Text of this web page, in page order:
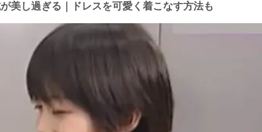
美し過ぎる｜ドレスを可愛く着こなす方法も